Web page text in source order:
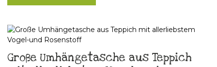
Große Umhängetasche aus Teppich